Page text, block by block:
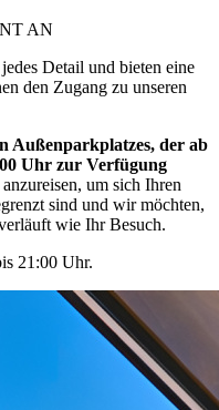
AN
Detail und bieten eine
den Zugang zu unseren
Außenparkplatzes, der ab
Uhr zur Verfügung
um sich Ihren
sind und wir möchten,
wie Ihr Besuch.
21:00 Uhr.